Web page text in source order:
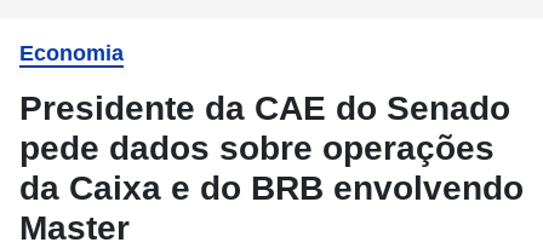
Economia
Presidente da CAE do Senado
pede dados sobre operações
da Caixa e do BRB envolvendo
Master